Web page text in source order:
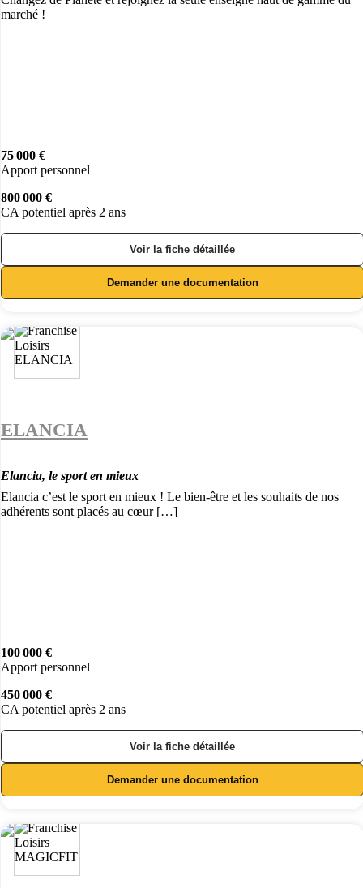
marché !
75 000 €
Apport personnel
800 000 €
CA potentiel après 2 ans
Voir la fiche détaillée
Demander une documentation
ELANCIA
Elancia, le sport en mieux
Elancia c’est le sport en mieux ! Le bien-être et les souhaits de nos
adhérents sont placés au cœur […]
100 000 €
Apport personnel
450 000 €
CA potentiel après 2 ans
Voir la fiche détaillée
Demander une documentation